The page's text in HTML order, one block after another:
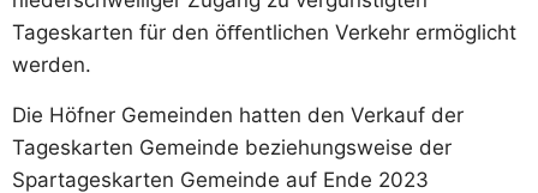
Tageskarten für den öﬀentlichen Verkehr ermöglicht
werden.
Die Höfner Gemeinden hatten den Verkauf der
Tageskarten Gemeinde beziehungsweise der
Spartageskarten Gemeinde auf Ende 2023